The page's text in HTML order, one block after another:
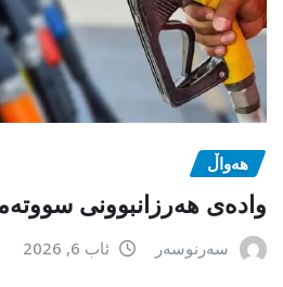
هەواڵ
وادەی هەرزانبوونی
سەرنوسەر ئاب 6, 2026